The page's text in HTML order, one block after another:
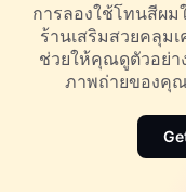
CapCut บนมือถือ
Dreamina AI
ตัวสร้างวิดีโอ AI
เครื่องมือสร้างรูป
เครื่องมือปรับปรุง
เครื่องมือสร้างแล
เครื่องมือสร้างแล
อื่นๆ
แม่แบบวันครบรอบ
โครงการริเริ่ม
พันธมิตร
โปรแกรมไพโอเนีย
โปรแกรมพันธมิตร
การลองใช้โทนสีผม
ร้านเสริมสวยคลุม
ช่วยให้คุณดูตัวอย่า
ภาพถ่ายของคุณ